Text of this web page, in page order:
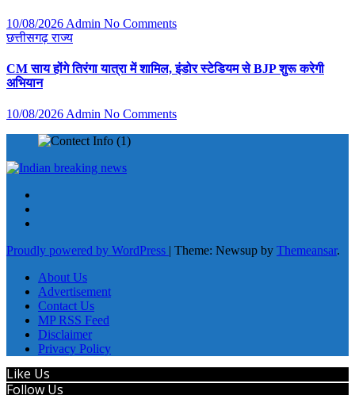
10/08/2026 Admin No Comments
छत्तीसगढ़राज्य
CM साय होंगे तिरंगा यात्रा में शामिल, इंडोर स्टेडियम से BJP शुरू करेगी
अभियान
10/08/2026 Admin No Comments
Proudly powered by WordPress | Theme: Newsup by Themeansar.
About Us
Advertisement
Contact Us
MP RSS Feed
Disclaimer
Privacy Policy
Like Us
Follow Us